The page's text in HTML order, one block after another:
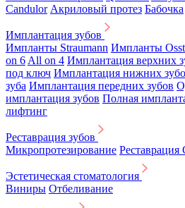
Candulor Акриловый протез Бабочка
Имплантация зубов
Импланты Straumann Импланты
on 6 All on 4 Имплантация верхних
под ключ Имплантация нижних
зуба Имплантация передних зубов
имплантация зубов Полная
лифтинг
Реставрация зубов
Микропротезирование Реставрация
Эстетическая стоматология
Виниры Отбеливание